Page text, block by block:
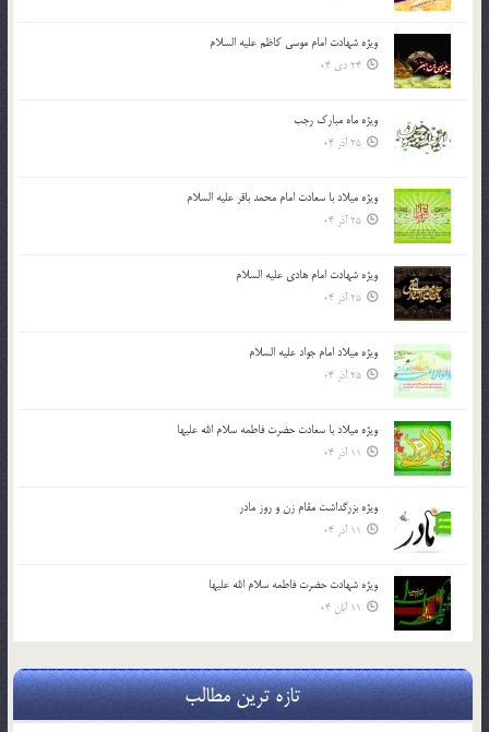
ویژه شهادت امام موسی کاظم علیه السلام
24 دی 04
ویژه ماه مبارک رجب
25 آذر 04
ویژه میلاد با سعادت امام محمد باقر علیه السلام
25 آذر 04
ویژه شهادت امام هادی علیه السلام
25 آذر 04
ویژه میلاد امام جواد علیه السلام
25 آذر 04
ویژه میلاد با سعادت حضرت فاطمه سلام الله علیها
11 آذر 04
ویژه بزرگداشت مقام زن و روز مادر
11 آذر 04
ویژه شهادت حضرت فاطمه سلام الله علیها
11 آبان 04
تازه ترین مطالب